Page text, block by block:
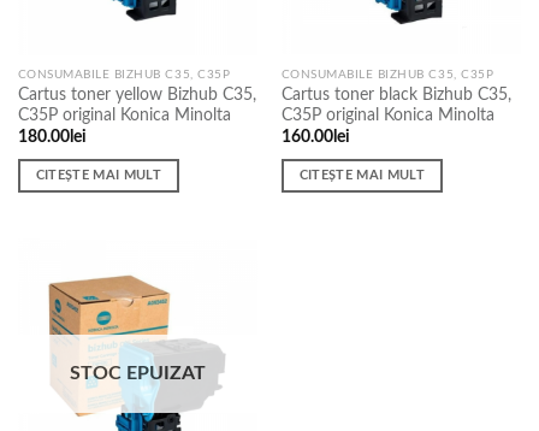
CONSUMABILE BIZHUB C35, C35P
Cartus toner yellow Bizhub C35,
C35P original Konica Minolta
180.00lei
CITEȘTE MAI MULT
CONSUMABILE BIZHUB C35, C35P
Cartus toner black Bizhub C35,
C35P original Konica Minolta
160.00lei
CITEȘTE MAI MULT
STOC EPUIZAT